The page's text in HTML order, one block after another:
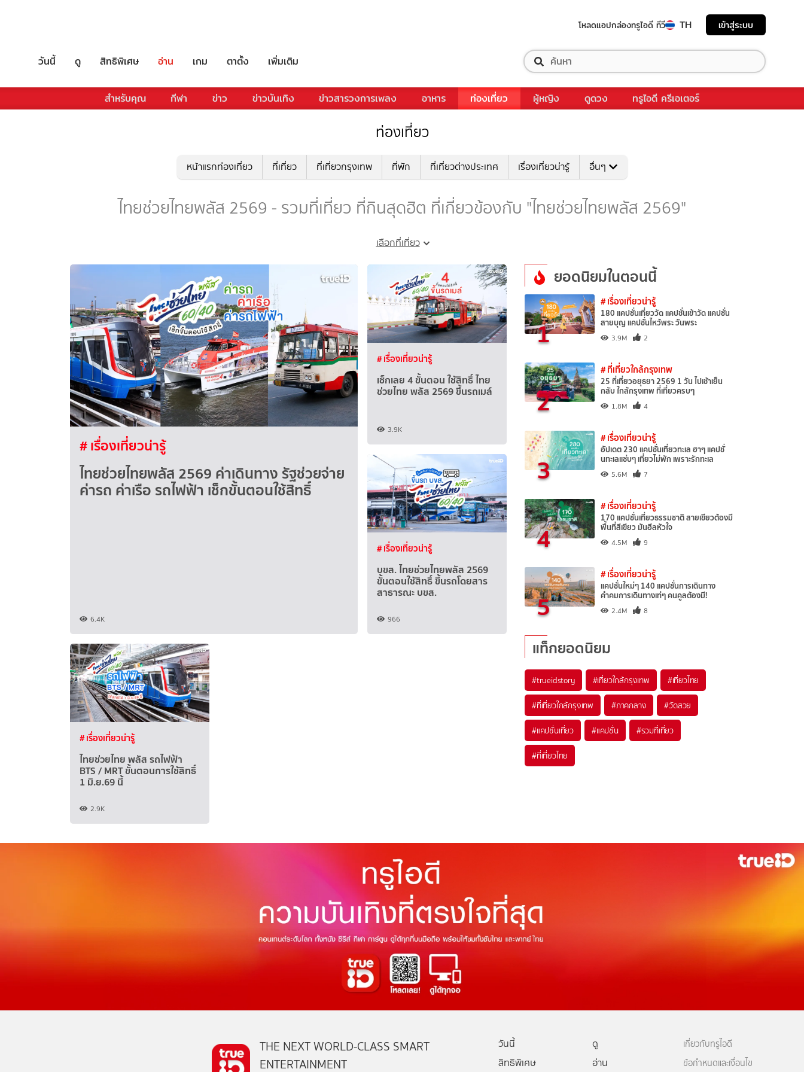
โหลดแอปกล่องทรูไอดี ทีวี TH เข้าสู่ระบบ
วันนี้ ดู สิทธิพิเศษ อ่าน เกม ตาตั้ง เพิ่มเติม
สำหรับคุณ กีฬา ข่าว ข่าวบันเทิง ข่าวสารวงการเพลง อาหาร ท่องเที่ยว ผู้หญิง ดูดวง ทรูไอดี ครีเอเตอร์
ท่องเที่ยว
หน้าแรกท่องเที่ยว ที่เที่ยว ที่เที่ยวกรุงเทพ ที่พัก ที่เที่ยวต่างประเทศ เรื่องเที่ยวน่ารู้ อื่นๆ
ไทยช่วยไทยพลัส 2569 - รวมที่เที่ยว ที่กินสุดฮิต ที่เกี่ยวข้องกับ "ไทยช่วยไทยพลัส 2569"
เลือกที่เที่ยว
# เรื่องเที่ยวน่ารู้
ไทยช่วยไทยพลัส 2569 ค่าเดินทาง รัฐช่วยจ่าย
ค่ารถ ค่าเรือ รถไฟฟ้า เช็กขั้นตอนใช้สิทธิ์
6.4K
# เรื่องเที่ยวน่ารู้
เช็กเลย 4 ขั้นตอน ใช้สิทธิ์ ไทย
ช่วยไทย พลัส 2569 ขึ้นรถเมล์
3.9K
# เรื่องเที่ยวน่ารู้
บขส. ไทยช่วยไทยพลัส 2569
ขั้นตอนใช้สิทธิ์ ขึ้นรถโดยสาร
สาธารณะ บขส.
966
# เรื่องเที่ยวน่ารู้
ไทยช่วยไทย พลัส รถไฟฟ้า
BTS / MRT ขั้นตอนการใช้สิทธิ์
1 มิ.ย.69 นี้
2.9K
ยอดนิยมในตอนนี้
1
# เรื่องเที่ยวน่ารู้
180 แคปชั่นเที่ยววัด แคปชั่นเข้าวัด แคปชั่น
สายบุญ แคปชั่นไหว้พระ วันพระ
3.9M 2
2
# ที่เที่ยวใกล้กรุงเทพ
25 ที่เที่ยวอยุธยา 2569 1 วัน ไปเช้าเย็น
กลับ ใกล้กรุงเทพ ที่เที่ยวครบๆ
1.8M 4
3
# เรื่องเที่ยวน่ารู้
อัปเดต 230 แคปชั่นเที่ยวทะเล ฮาๆ แคปชั่
นทะเลแซ่บๆ เที่ยวไม่พัก เพราะรักทะเล
5.6M 7
4
# เรื่องเที่ยวน่ารู้
170 แคปชั่นเที่ยวธรรมชาติ สายเขียวต้องมี
พื้นที่สีเขียว มันฮีลหัวใจ
4.5M 9
5
# เรื่องเที่ยวน่ารู้
แคปชั่นใหม่ๆ 140 แคปชั่นการเดินทาง
คำคมการเดินทางเท่ๆ คนคูลต้องมี!
2.4M 8
แท็กยอดนิยม
#trueidstory #เที่ยวใกล้กรุงเทพ #เที่ยวไทย
#ที่เที่ยวใกล้กรุงเทพ #ภาคกลาง #วัดสวย
#แคปชั่นเที่ยว #แคปชั่น #รวมที่เที่ยว
#ที่เที่ยวไทย
THE NEXT WORLD-CLASS SMART
ENTERTAINMENT
วันนี้
ดู
สิทธิพิเศษ
อ่าน
เกี่ยวกับทรูไอดี
ข้อกำหนดและเงื่อนไข